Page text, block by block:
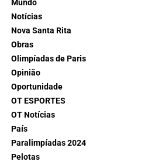
Mundo
Notícias
Nova Santa Rita
Obras
Olimpíadas de Paris
Opinião
Oportunidade
OT ESPORTES
OT Notícias
País
Paralimpíadas 2024
Pelotas